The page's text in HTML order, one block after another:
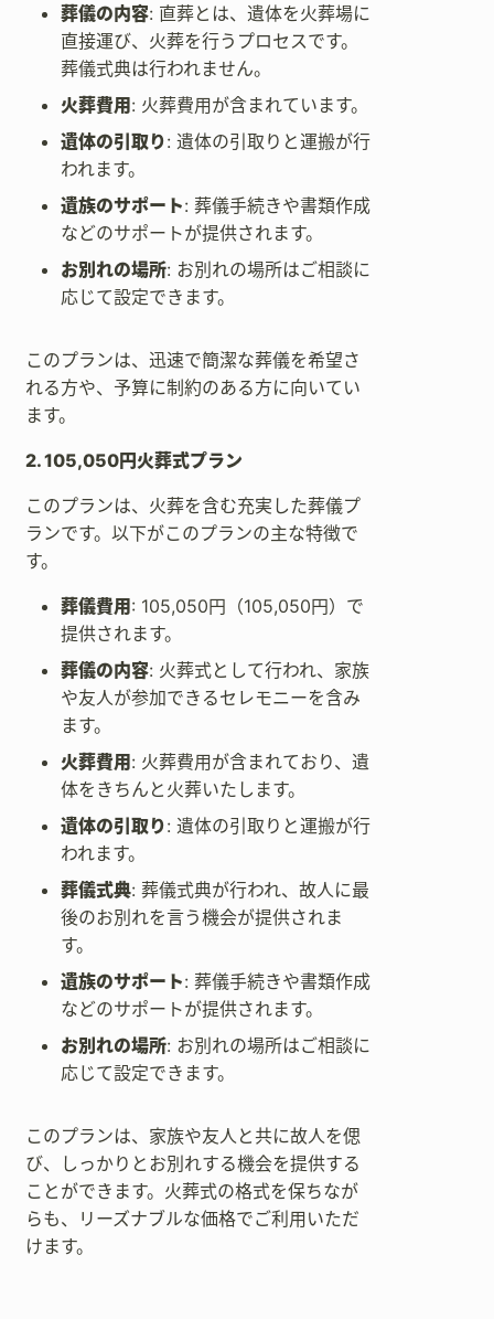
葬儀の内容: 直葬とは、遺体を火葬場に
直接運び、火葬を行うプロセスです。
葬儀式典は行われません。
火葬費用: 火葬費用が含まれています。
遺体の引取り: 遺体の引取りと運搬が行
われます。
遺族のサポート: 葬儀手続きや書類作成
などのサポートが提供されます。
お別れの場所: お別れの場所はご相談に
応じて設定できます。
このプランは、迅速で簡潔な葬儀を希望さ
れる方や、予算に制約のある方に向いてい
ます。
2. 105,050円火葬式プラン
このプランは、火葬を含む充実した葬儀プ
ランです。以下がこのプランの主な特徴で
す。
葬儀費用: 105,050円（105,050円）で
提供されます。
葬儀の内容: 火葬式として行われ、家族
や友人が参加できるセレモニーを含み
ます。
火葬費用: 火葬費用が含まれており、遺
体をきちんと火葬いたします。
遺体の引取り: 遺体の引取りと運搬が行
われます。
葬儀式典: 葬儀式典が行われ、故人に最
後のお別れを言う機会が提供されま
す。
遺族のサポート: 葬儀手続きや書類作成
などのサポートが提供されます。
お別れの場所: お別れの場所はご相談に
応じて設定できます。
このプランは、家族や友人と共に故人を偲
び、しっかりとお別れする機会を提供する
ことができます。火葬式の格式を保ちなが
らも、リーズナブルな価格でご利用いただ
けます。